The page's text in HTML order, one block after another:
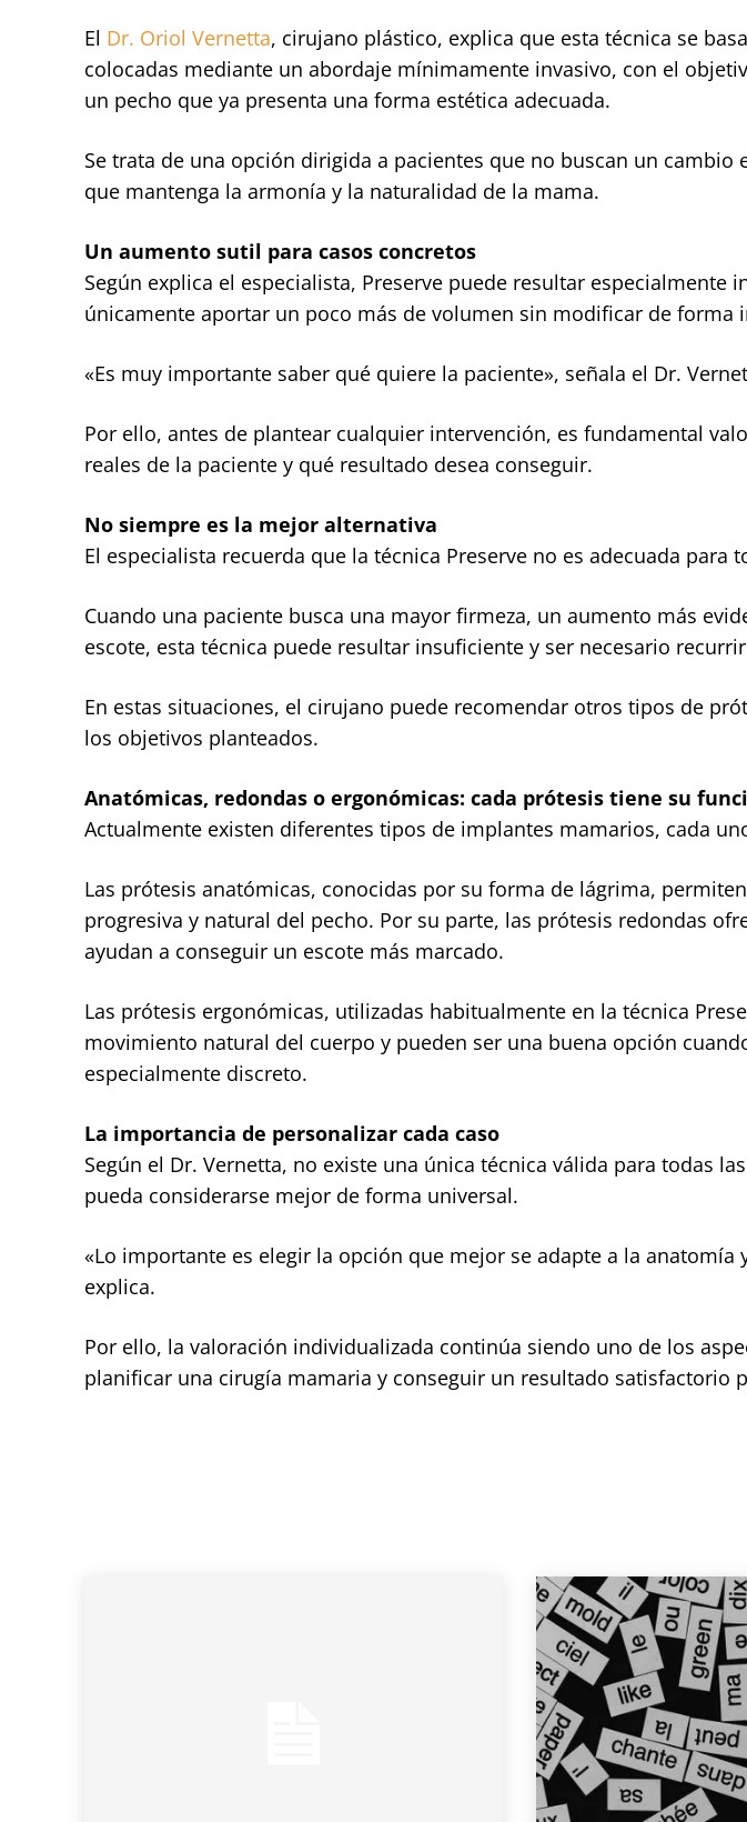
El Dr. Oriol Vernetta, cirujano plástico, explica que esta técnica se
colocadas mediante un abordaje mínimamente invasivo, con el
un pecho que ya presenta una forma estética adecuada.
Se trata de una opción dirigida a pacientes que no buscan un cambio
que mantenga la armonía y la naturalidad de la mama.
Un aumento sutil para casos concretos
Según explica el especialista, Preserve puede resultar especialmente
únicamente aportar un poco más de volumen sin modificar de forma
«Es muy importante saber qué quiere la paciente», señala el Dr.
Por ello, antes de plantear cualquier intervención, es fundamental
reales de la paciente y qué resultado desea conseguir.
No siempre es la mejor alternativa
El especialista recuerda que la técnica Preserve no es adecuada para
Cuando una paciente busca una mayor firmeza, un aumento más
escote, esta técnica puede resultar insuficiente y ser necesario
En estas situaciones, el cirujano puede recomendar otros tipos de
los objetivos planteados.
Anatómicas, redondas o ergonómicas: cada prótesis tiene su
Actualmente existen diferentes tipos de implantes mamarios, cada
Las prótesis anatómicas, conocidas por su forma de lágrima,
progresiva y natural del pecho. Por su parte, las prótesis redondas
ayudan a conseguir un escote más marcado.
Las prótesis ergonómicas, utilizadas habitualmente en la técnica
movimiento natural del cuerpo y pueden ser una buena opción
especialmente discreto.
La importancia de personalizar cada caso
Según el Dr. Vernetta, no existe una única técnica válida para todas
pueda considerarse mejor de forma universal.
«Lo importante es elegir la opción que mejor se adapte a la anatomía
explica.
Por ello, la valoración individualizada continúa siendo uno de los
planificar una cirugía mamaria y conseguir un resultado satisfactorio